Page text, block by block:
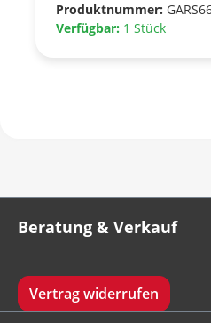
Produktnummer:
Verfügbar: 1 Stück
Beratung & Verkauf
Vertrag widerrufen